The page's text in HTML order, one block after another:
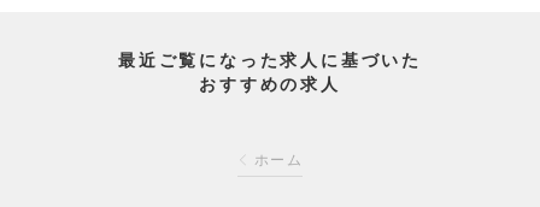
最近ご覧になった求人に基づいた
おすすめの求人
ホーム